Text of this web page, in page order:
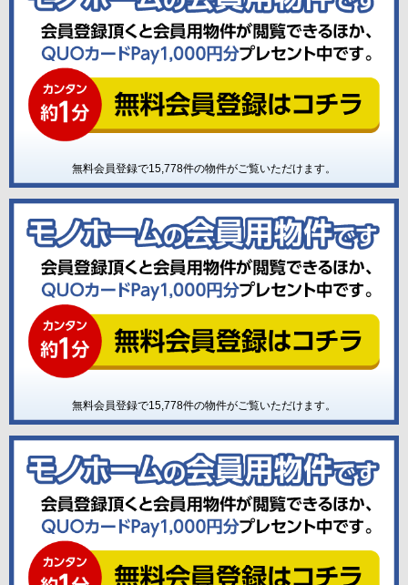
無料会員登録で15,778件の物件がご覧いただけます。
無料会員登録で15,778件の物件がご覧いただけます。